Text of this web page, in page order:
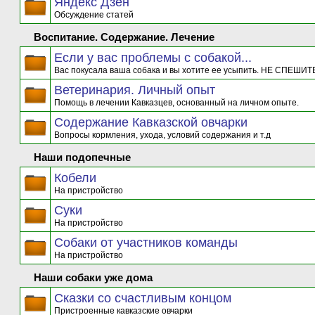
Обсуждение статей
Воспитание. Содержание. Лечение
Если у вас проблемы с собакой...
Вас покусала ваша собака и вы хотите ее усыпить. НЕ
Ветеринария. Личный опыт
Помощь в лечении Кавказцев, основанный на личном опыте.
Содержание Кавказской овчарки
Вопросы кормления, ухода, условий содержания и т.д
Наши подопечные
Кобели
На пристройство
Суки
На пристройство
Собаки от участников команды
На пристройство
Наши собаки уже дома
Сказки со счастливым концом
Пристроенные кавказские овчарки